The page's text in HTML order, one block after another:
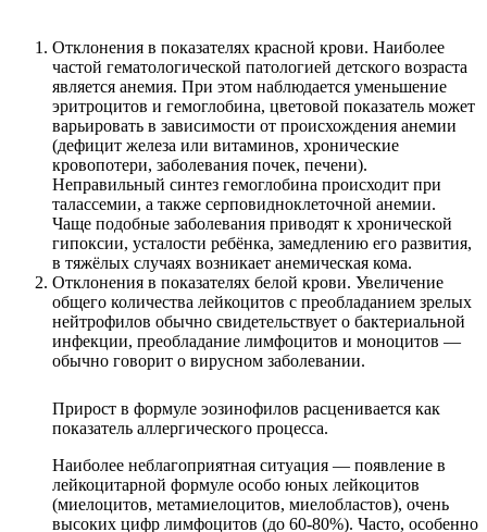
Отклонения в показателях красной крови. Наиболее
частой гематологической патологией детского возраста
является анемия. При этом наблюдается уменьшение
эритроцитов и гемоглобина, цветовой показатель может
варьировать в зависимости от происхождения анемии
(дефицит железа или витаминов, хронические
кровопотери, заболевания почек, печени).
Неправильный синтез гемоглобина происходит при
талассемии, а также серповидноклеточной анемии.
Чаще подобные заболевания приводят к хронической
гипоксии, усталости ребёнка, замедлению его развития,
в тяжёлых случаях возникает анемическая кома.
Отклонения в показателях белой крови. Увеличение
общего количества лейкоцитов с преобладанием зрелых
нейтрофилов обычно свидетельствует о бактериальной
инфекции, преобладание лимфоцитов и моноцитов —
обычно говорит о вирусном заболевании.
Прирост в формуле эозинофилов расценивается как
показатель аллергического процесса.
Наиболее неблагоприятная ситуация — появление в
лейкоцитарной формуле особо юных лейкоцитов
(миелоцитов, метамиелоцитов, миелобластов), очень
высоких цифр лимфоцитов (до 60-80%). Часто, особенно